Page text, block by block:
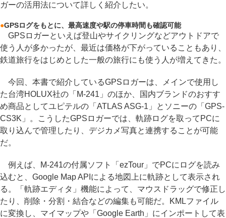
ガーの活用法について詳しく紹介したい。
●GPSログをもとに、最高速度や駅の停車時間も確認可能
GPSロガーといえば登山やサイクリングなどアウトドアで
使う人が多かったが、最近は価格が下がっていることもあり、
鉄道旅行をはじめとした一般の旅行にも使う人が増えてきた。
今回、本書で紹介しているGPSロガーは、メインで使用し
た台湾HOLUX社の「M-241」のほか、国内ブランドのおすす
め商品としてユピテルの「ATLAS ASG-1」とソニーの「GPS-
CS3K」。こうしたGPSロガーでは、軌跡ログを取ってPCに
取り込んで管理したり、デジカメ写真と連携することが可能
だ。
例えば、M-241の付属ソフト「ezTour」でPCにログを読み
込むと、Google Map APIによる地図上に軌跡として表示され
る。「軌跡エディタ」機能によって、マウスドラッグで修正し
たり、削除・分割・結合などの編集も可能だ。KMLファイル
に変換し、マイマップや「Google Earth」にインポートして表